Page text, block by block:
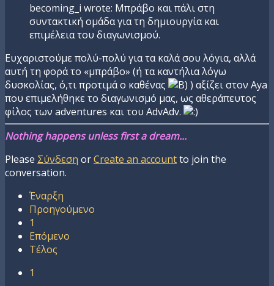
becoming_i wrote: Μπράβο και πάλι στη
συντακτική ομάδα για τη δημιουργία και
επιμέλεια του διαγωνισμού.
Ευχαριστούμε πολύ-πολύ για τα καλά σου λόγια, αλλά
αυτή τη φορά το «μπράβο» (ή τα καντήλια λόγω
δυσκολίας, ό,τι προτιμά ο καθένας
) αξίζει στον Aya
που επιμελήθηκε το διαγωνισμό μας, ως αθεράπευτος
φίλος των adventures και του AdvAdv.
Nothing happens unless first a dream...
Please Σύνδεση orCreate an accountto join the
conversation.
Έναρξη
Προηγούμενο
1
Επόμενο
Τέλος
1